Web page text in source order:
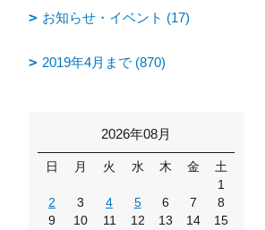
お知らせ・イベント (17)
2019年4月まで (870)
2026年08月
日 月 火 水 木 金
土
1
2
3 4 5 6 7
8
9
10 11 12 13 14
15